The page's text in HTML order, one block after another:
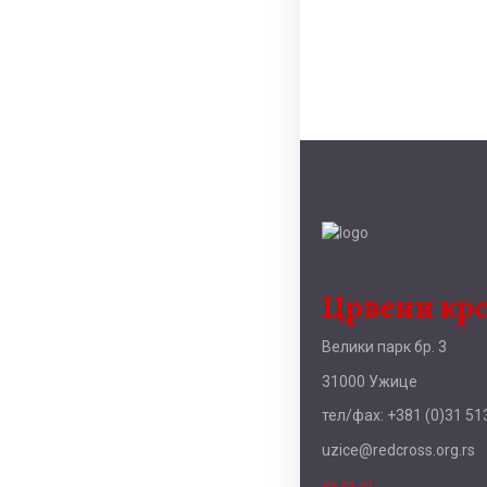
Црвени
Велики парк бр. 3
31000 Ужице
тел/фаx: +381 (0)31
uzice@redcross.org.rs